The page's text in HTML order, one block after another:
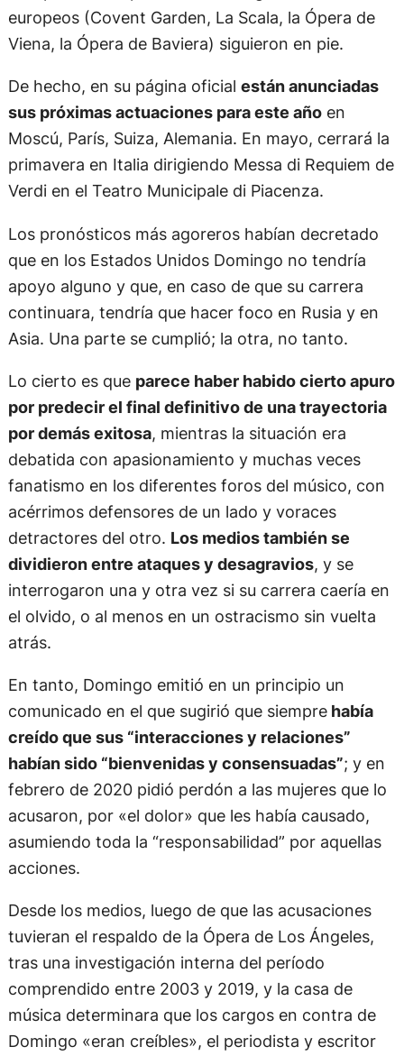
europeos (Covent Garden, La Scala, la Ópera de
Viena, la Ópera de Baviera) siguieron en pie.
De hecho, en su página oficial están anunciadas
sus próximas actuaciones para este añoen
Moscú, París, Suiza, Alemania. En mayo, cerrará la
primavera en Italia dirigiendo Messa di Requiem de
Verdi en el Teatro Municipale di Piacenza.
Los pronósticos más agoreros habían decretado
que en los Estados Unidos Domingo no tendría
apoyo alguno y que, en caso de que su carrera
continuara, tendría que hacer foco en Rusia y en
Asia. Una parte se cumplió; la otra, no tanto.
Lo cierto es que parece haber habido cierto apuro
por predecir el final definitivo de una trayectoria
por demás exitosa, mientras la situación era
debatida con apasionamiento y muchas veces
fanatismo en los diferentes foros del músico, con
acérrimos defensores de un lado y voraces
detractores del otro. Los medios también se
dividieron entre ataques y desagravios, y se
interrogaron una y otra vez si su carrera caería en
el olvido, o al menos en un ostracismo sin vuelta
atrás.
En tanto, Domingo emitió en un principio un
comunicado en el que sugirió que siemprehabía
creído que sus “interacciones y relaciones”
habían sido “bienvenidas y consensuadas”; y en
febrero de 2020 pidió perdón a las mujeres que lo
acusaron, por «el dolor» que les había causado,
asumiendo toda la “responsabilidad” por aquellas
acciones.
Desde los medios, luego de que las acusaciones
tuvieran el respaldo de la Ópera de Los Ángeles,
tras una investigación interna del período
comprendido entre 2003 y 2019, y la casa de
música determinara que los cargos en contra de
Domingo «eran creíbles», el periodista y escritor